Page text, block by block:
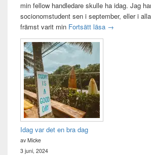
min fellow handledare skulle ha idag. Jag
socionomstudent sen i september, eller i
främst varit min Fortsätt läsa Att vara
→
Idag var det en bra dag
av Micke
3 juni, 2024